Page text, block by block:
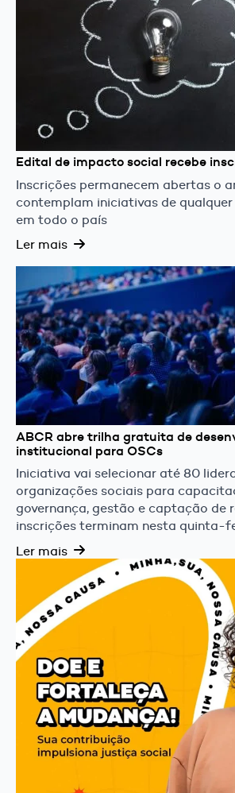
Edital de impacto social recebe
Inscrições permanecem abertas o
contemplam iniciativas de
em todo o país
Ler mais
ABCR abre trilha gratuita de
institucional para OSCs
Iniciativa vai selecionar até 80
organizações sociais para
governança, gestão e captação de
inscrições terminam nesta quinta-
Ler mais